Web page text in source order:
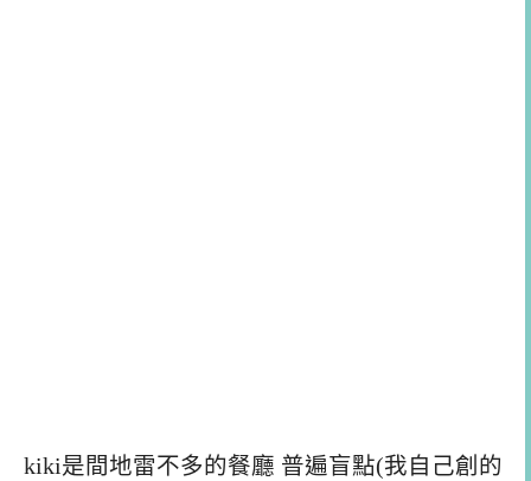
kiki是間地雷不多的餐廳 普遍盲點(我自己創的